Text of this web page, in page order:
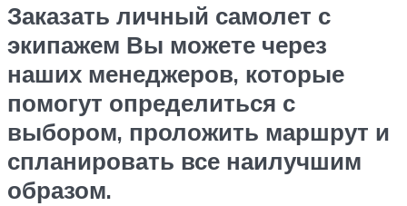
Заказать личный самолет с
экипажем Вы можете через
наших менеджеров, которые
помогут определиться с
выбором, проложить маршрут и
спланировать все наилучшим
образом.